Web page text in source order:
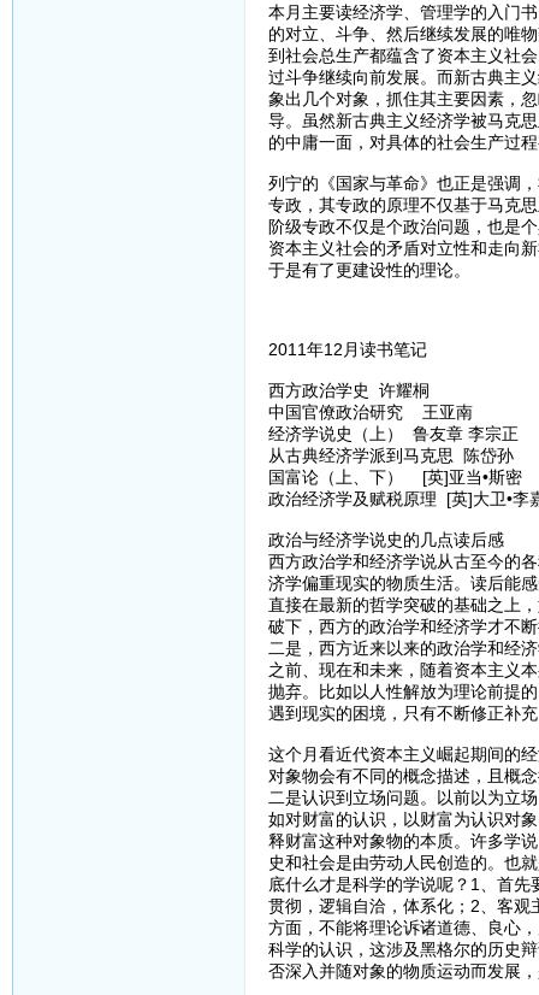
本月主要读经济学、管理学的入门
的对立、斗争、然后继续发展的唯
到社会总生产都蕴含了资本主义社
过斗争继续向前发展。而新古典主
象出几个对象，抓住其主要因素，
导。虽然新古典主义经济学被马克
的中庸一面，对具体的社会生产过
列宁的《国家与革命》也正是强调
专政，其专政的原理不仅基于马克
阶级专政不仅是个政治问题，也是
资本主义社会的矛盾对立性和走向
于是有了更建设性的理论。
2011年12月读书笔记
西方政治学史 许耀桐
中国官僚政治研究 王亚南
经济学说史（上） 鲁友章 李宗正
从古典经济学派到马克思 陈岱孙
国富论（上、下） [英]亚当•斯密
政治经济学及赋税原理 [英]大卫•李
政治与经济学说史的几点读后感
西方政治学和经济学说从古至今的
济学偏重现实的物质生活。读后能
直接在最新的哲学突破的基础之上
破下，西方的政治学和经济学才不
二是，西方近来以来的政治学和经
之前、现在和未来，随着资本主义
抛弃。比如以人性解放为理论前提
遇到现实的困境，只有不断修正补
这个月看近代资本主义崛起期间的
对象物会有不同的概念描述，且概
二是认识到立场问题。以前以为立
如对财富的认识，以财富为认识对
释财富这种对象物的本质。许多学
史和社会是由劳动人民创造的。也
底什么才是科学的学说呢？1、首
贯彻，逻辑自洽，体系化；2、客
方面，不能将理论诉诸道德、良心
科学的认识，这涉及黑格尔的历史
否深入并随对象的物质运动而发展